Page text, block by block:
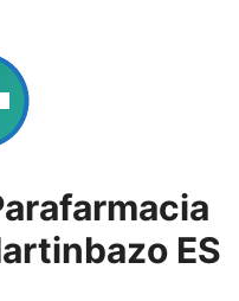
ES